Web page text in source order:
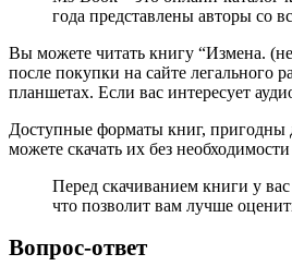
года представлены авторы со
Вы можете читать книгу “Измена.
после покупки на сайте легального
планшетах. Если вас интересует
Доступные форматы книг, пригодны
можете скачать их без
Перед скачиванием книги у
что позволит вам лучше
Вопрос-ответ